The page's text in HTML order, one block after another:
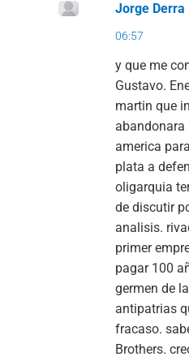
Jorge Derra
06:57
y que me
Gustavo.
martin que
abandonara
america
plata a
oligarquia
de discutir
analisis.
primer
pagar 100
germen de
antipatrias
fracaso.
Brothers.